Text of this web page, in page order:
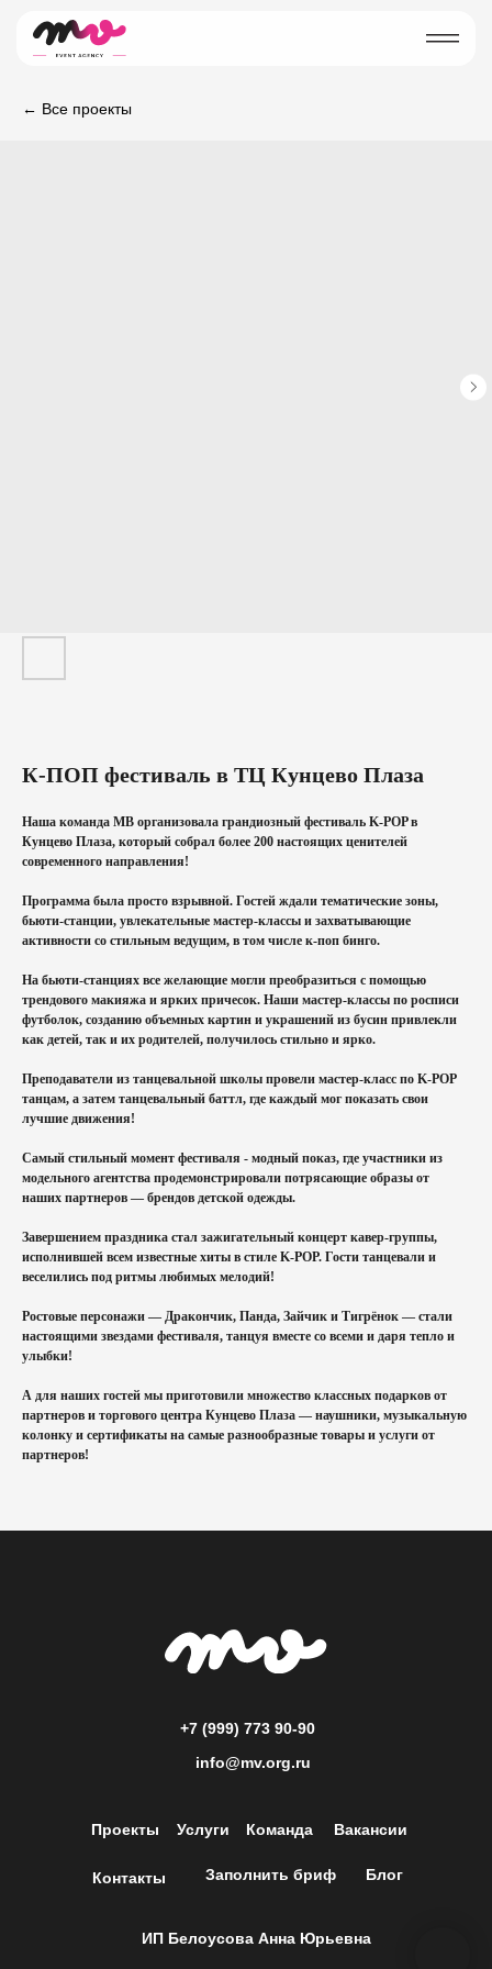
← Все проекты
К-ПОП фестиваль в ТЦ Кунцево Плаза
Наша команда МВ организовала грандиозный фестиваль K-POP в
Кунцево Плаза, который собрал более 200 настоящих ценителей
современного направления!
Программа была просто взрывной. Гостей ждали тематические зоны,
бьюти-станции, увлекательные мастер-классы и захватывающие
активности со стильным ведущим, в том числе к-поп бинго.
На бьюти-станциях все желающие могли преобразиться с помощью
трендового макияжа и ярких причесок. Наши мастер-классы по росписи
футболок, созданию объемных картин и украшений из бусин привлекли
как детей, так и их родителей, получилось стильно и ярко.
Преподаватели из танцевальной школы провели мастер-класс по K-POP
танцам, а затем танцевальный баттл, где каждый мог показать свои
лучшие движения!
Самый стильный момент фестиваля - модный показ, где участники из
модельного агентства продемонстрировали потрясающие образы от
наших партнеров — брендов детской одежды.
Завершением праздника стал зажигательный концерт кавер-группы,
исполнившей всем известные хиты в стиле K-POP. Гости танцевали и
веселились под ритмы любимых мелодий!
Ростовые персонажи — Дракончик, Панда, Зайчик и Тигрёнок — стали
настоящими звездами фестиваля, танцуя вместе со всеми и даря тепло и
улыбки!
А для наших гостей мы приготовили множество классных подарков от
партнеров и торгового центра Кунцево Плаза — наушники, музыкальную
колонку и сертификаты на самые разнообразные товары и услуги от
партнеров!
+7 (999) 773 90-90
info@mv.org.ru
ИП Белоусова Анна Юрьевна
Заполнить бриф Блог
Услуги
Контакты
Проекты Команда Вакансии